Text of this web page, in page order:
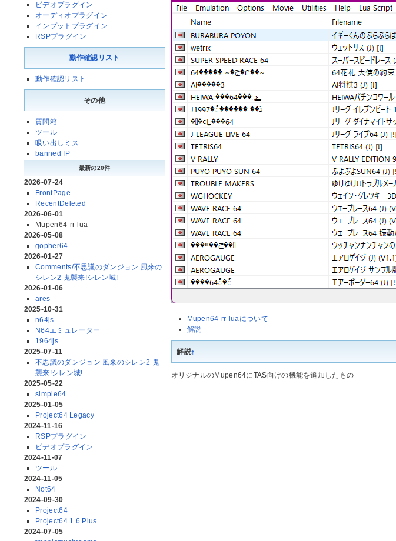
Mupen64-rr-luaについて
解説
解説†
オリジナルのMupen64にTAS向けの機能を追加したもの
ビデオプラグイン
オーディオプラグイン
インプットプラグイン
RSPプラグイン
動作確認リスト
動作確認リスト
その他
質問箱
ツール
吸い出しミス
banned IP
最新の20件
2026-07-24
FrontPage
RecentDeleted
2026-06-01
Mupen64-rr-lua
2026-05-08
gopher64
2026-01-27
Comments/不思議のダンジョン 風来の
シレン2 鬼襲来!シレン城!
2026-01-06
ares
2025-10-31
n64js
N64エミュレーター
1964js
2025-07-11
不思議のダンジョン 風来のシレン2 鬼
襲来!シレン城!
2025-05-22
simple64
2025-01-05
Project64 Legacy
2024-11-16
RSPプラグイン
ビデオプラグイン
2024-11-07
ツール
2024-11-05
Not64
2024-09-30
Project64
Project64 1.6 Plus
2024-07-05